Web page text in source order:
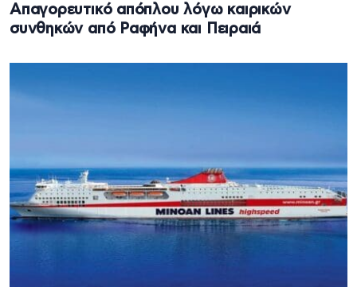
Απαγορευτικό απόπλου λόγω καιρικών
συνθηκών από Ραφήνα και Πειραιά